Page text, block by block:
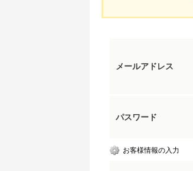
メールアドレス
パスワード
お客様情報の入力